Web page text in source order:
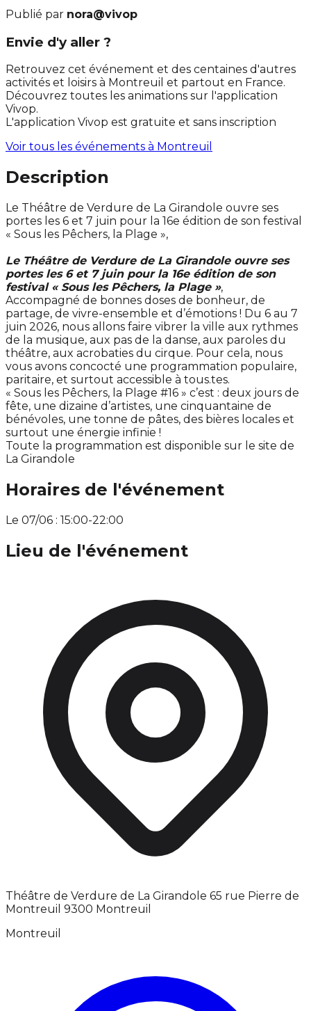
Publié par nora@vivop
Envie d'y aller ?
Retrouvez cet événement et des centaines d'autres
activités et loisirs à Montreuil et partout en France.
Découvrez toutes les animations sur l'application
Vivop.
L'application Vivop est gratuite et sans inscription
Voir tous les événements à Montreuil
Description
Le Théâtre de Verdure de La Girandole ouvre ses
portes les 6 et 7 juin pour la 16e édition de son festival
« Sous les Pêchers, la Plage »,
Le Théâtre de Verdure de La Girandole ouvre ses
portes les 6 et 7 juin pour la 16e édition de son
festival « Sous les Pêchers, la Plage »,
Accompagné de bonnes doses de bonheur, de
partage, de vivre-ensemble et d’émotions ! Du 6 au 7
juin 2026, nous allons faire vibrer la ville aux rythmes
de la musique, aux pas de la danse, aux paroles du
théâtre, aux acrobaties du cirque. Pour cela, nous
vous avons concocté une programmation populaire,
paritaire, et surtout accessible à tous.tes.
« Sous les Pêchers, la Plage #16 » c’est : deux jours de
fête, une dizaine d’artistes, une cinquantaine de
bénévoles, une tonne de pâtes, des bières locales et
surtout une énergie infinie !
Toute la programmation est disponible sur le site de
La Girandole
Horaires de l'événement
Le 07/06 : 15:00-22:00
Lieu de l'événement
Théâtre de Verdure de La Girandole 65 rue Pierre de
Montreuil 9300 Montreuil
Montreuil